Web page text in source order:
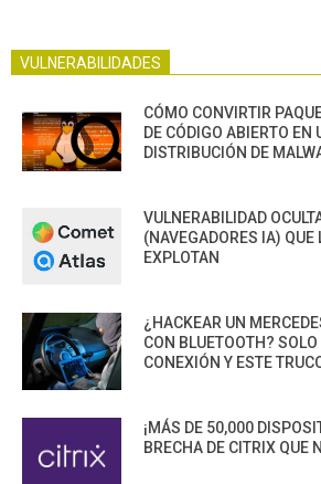
VULNERABILIDADES
CÓMO CONVIRTIR
DE CÓDIGO ABIERTO EN
DISTRIBUCIÓN DE
VULNERABILIDAD
(NAVEGADORES IA) QUE
EXPLOTAN
¿HACKEAR UN
CON BLUETOOTH?
CONEXIÓN Y ESTE
¡MÁS DE 50,000
BRECHA DE CITRIX QUE